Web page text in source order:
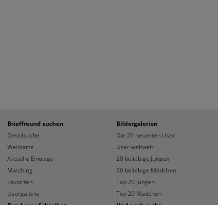
Brieffreund suchen
Detailsuche
Weltkarte
Aktuelle Einträge
Matching
Favoriten
Usergalerie
Bildergalerien
Die 20 neuesten User
User weltweit
20 beliebige Jungen
20 beliebige Mädchen
Top 20 Jungen
Top 20 Mädchen